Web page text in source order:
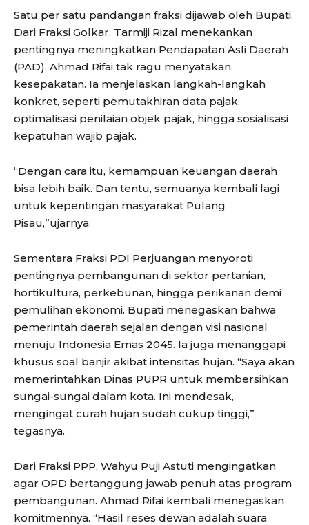
Satu per satu pandangan fraksi dijawab oleh Bupati.
Dari Fraksi Golkar, Tarmiji Rizal menekankan
pentingnya meningkatkan Pendapatan Asli Daerah
(PAD). Ahmad Rifai tak ragu menyatakan
kesepakatan. Ia menjelaskan langkah-langkah
konkret, seperti pemutakhiran data pajak,
optimalisasi penilaian objek pajak, hingga sosialisasi
kepatuhan wajib pajak.
“Dengan cara itu, kemampuan keuangan daerah
bisa lebih baik. Dan tentu, semuanya kembali lagi
untuk kepentingan masyarakat Pulang
Pisau,”ujarnya.
Sementara Fraksi PDI Perjuangan menyoroti
pentingnya pembangunan di sektor pertanian,
hortikultura, perkebunan, hingga perikanan demi
pemulihan ekonomi. Bupati menegaskan bahwa
pemerintah daerah sejalan dengan visi nasional
menuju Indonesia Emas 2045. Ia juga menanggapi
khusus soal banjir akibat intensitas hujan. “Saya akan
memerintahkan Dinas PUPR untuk membersihkan
sungai-sungai dalam kota. Ini mendesak,
mengingat curah hujan sudah cukup tinggi,”
tegasnya.
Dari Fraksi PPP, Wahyu Puji Astuti mengingatkan
agar OPD bertanggung jawab penuh atas program
pembangunan. Ahmad Rifai kembali menegaskan
komitmennya. “Hasil reses dewan adalah suara